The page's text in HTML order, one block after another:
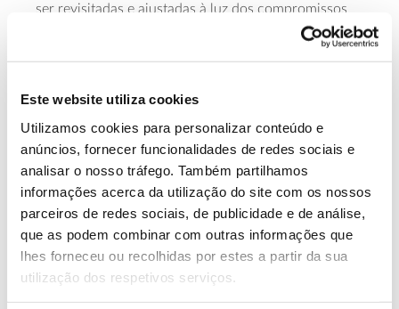
Este website utiliza cookies
Utilizamos cookies para personalizar conteúdo e
anúncios, fornecer funcionalidades de redes sociais e
analisar o nosso tráfego. Também partilhamos
informações acerca da utilização do site com os nossos
parceiros de redes sociais, de publicidade e de análise,
que as podem combinar com outras informações que
lhes forneceu ou recolhidas por estes a partir da sua
utilização dos respetivos serviços.
ser revisitadas e ajustadas à luz dos compromissos
da Estratégia Europeia para a Biodiversidade 2030 e
2022) e em breve serão assumidos.
Entre as propostas patentes em “Biodiversidade
2030”, está ainda a criação de um grupo de trabalho
luso-espanhol que faça a articulação da política de
conservação à escala ibérica. A biodiversidade não
tem nacionalidade nem limites fronteiriços, pelo que
as reformas a fazer devem ser coordenadas dentro e
nas zonas de fronteira, especialmente no contexto
das alterações climáticas, em que há mais pressão
para uma atuação coerente.